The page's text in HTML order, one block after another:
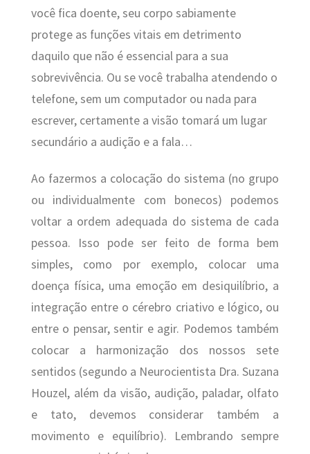
você fica doente, seu corpo sabiamente
protege as funções vitais em detrimento
daquilo que não é essencial para a sua
sobrevivência. Ou se você trabalha atendendo o
telefone, sem um computador ou nada para
escrever, certamente a visão tomará um lugar
secundário a audição e a fala…
Ao fazermos a colocação do sistema (no grupo
ou individualmente com bonecos) podemos
voltar a ordem adequada do sistema de cada
pessoa. Isso pode ser feito de forma bem
simples, como por exemplo, colocar uma
doença física, uma emoção em desiquilíbrio, a
integração entre o cérebro criativo e lógico, ou
entre o pensar, sentir e agir. Podemos também
colocar a harmonização dos nossos sete
sentidos (segundo a Neurocientista Dra. Suzana
Houzel, além da visão, audição, paladar, olfato
e tato, devemos considerar também a
movimento e equilíbrio). Lembrando sempre